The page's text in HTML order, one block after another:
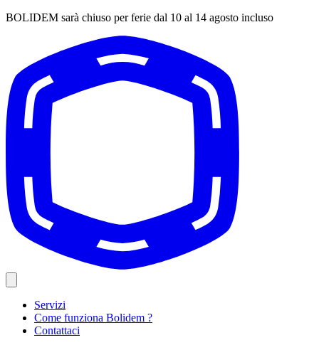
BOLIDEM sarà chiuso per ferie dal 10 al 14 agosto incluso
Servizi
Come funziona Bolidem ?
Contattaci